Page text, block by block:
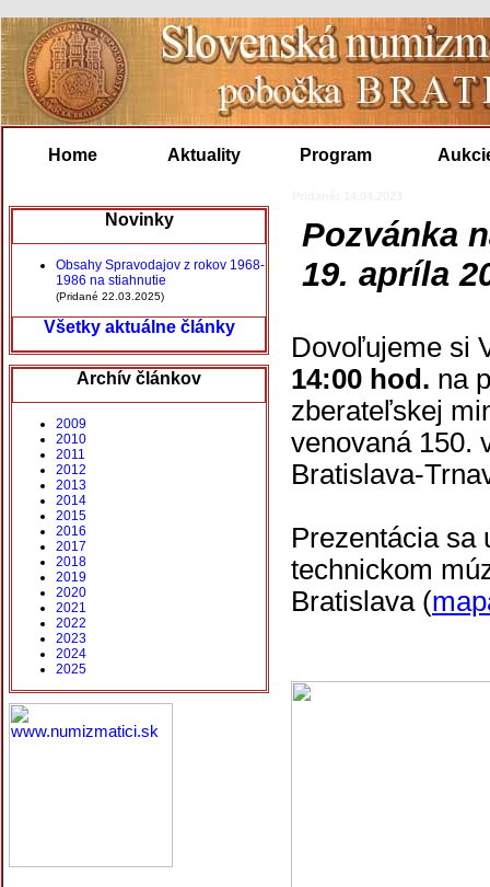
Home Aktuality Program
Pozvánka
19. apríla
Dovoľujeme si
14:00 hod. na
zberateľskej
venovaná 150.
Bratislava-
Prezentácia sa
technickom
Bratislava (
Novinky
Obsahy Spravodajov z rokov 1968-
1986 na stiahnutie
(Pridané 22.03.2025)
Všetky aktuálne články
Archív článkov
2009
2010
2011
2012
2013
2014
2015
2016
2017
2018
2019
2020
2021
2022
2023
2024
2025